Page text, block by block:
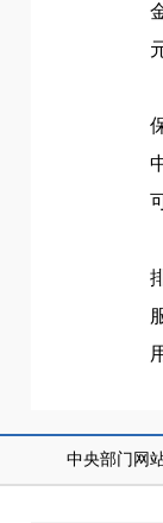
中央部门网